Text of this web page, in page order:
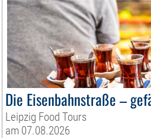
Die Eisenbahnstraße –
Leipzig Food Tours
am 07.08.2026